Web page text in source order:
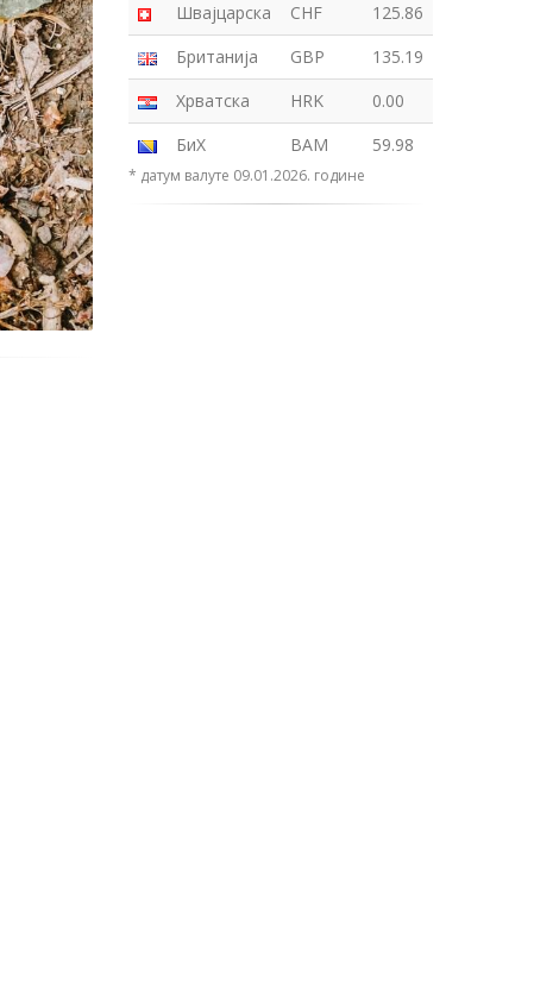
Швајцарска
CHF
125.86
Британија
GBP
135.19
Хрватска
HRK
0.00
БиХ
BAM 59.98
* датум валуте 09.01.2026. године